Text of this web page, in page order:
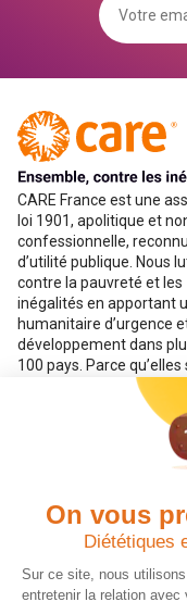
On vous
Diététiques
Sur ce site, nous
entretenir la relation
CARE France est une
loi 1901, apolitique et
confessionnelle,
d’utilité publique. Nous
contre la pauvreté et les
inégalités en apportant
humanitaire d’urgence
développement dans
100 pays. Parce qu’elles
premières victimes des
inégalités, CARE met les
femmes et les filles au
Quels avantages
Chaque don effectué à
association reconnue
publique comme CARE,